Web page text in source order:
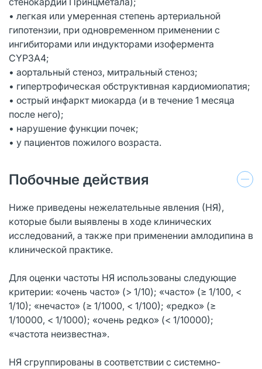
• легкая или умеренная степень артериальной
гипотензии, при одновременном применении с
ингибиторами или индукторами изофермента
CYP3А4;
• аортальный стеноз, митральный стеноз;
• гипертрофическая обструктивная кардиомиопатия;
• острый инфаркт миокарда (и в течение 1 месяца
после него);
• нарушение функции почек;
• у пациентов пожилого возраста.
Побочные действия
Ниже приведены нежелательные явления (НЯ),
которые были выявлены в ходе клинических
исследований, а также при применении амлодипина в
клинической практике.
Для оценки частоты НЯ использованы следующие
критерии: «очень часто» (> 1/10); «часто» (≥ 1/100, <
1/10); «нечасто» (≥ 1/1000, < 1/100); «редко» (≥
1/10000, < 1/1000); «очень редко» (< 1/10000);
«частота неизвестна».
НЯ сгруппированы в соответствии с системно-